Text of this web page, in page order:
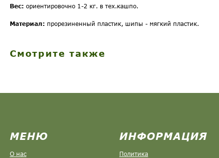
Вес: ориентировочно 1-2 кг. в тех.кашпо.
Материал: прорезиненный пластик, шипы - мягкий пластик.
Смотрите также
МЕНЮ
О нас
ИНФОРМАЦИЯ
Политика